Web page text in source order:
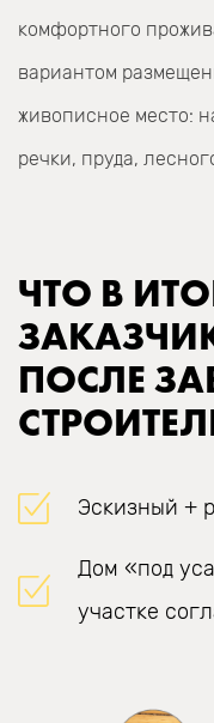
комфортного
вариантом
живописное место:
речки, пруда,
ЧТО В
ПОСЛЕ
Эскизный +
Дом «под
участке